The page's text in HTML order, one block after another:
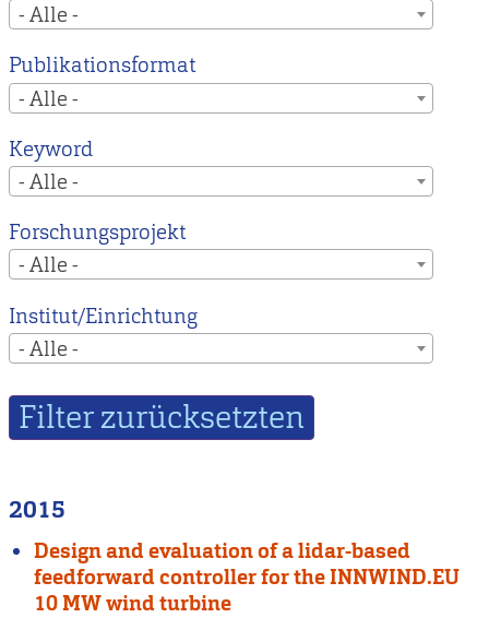
main
instead.
- Alle -
Publikationsformat
- Alle -
Keyword
- Alle -
Forschungsprojekt
- Alle -
Institut/Einrichtung
- Alle -
2015
Design and evaluation of a lidar-based
feedforward controller for the INNWIND.EU
10 MW wind turbine